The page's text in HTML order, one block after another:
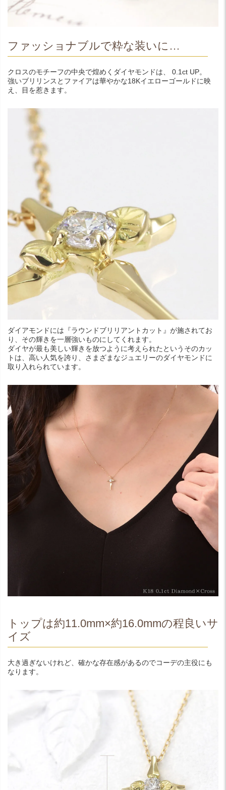
ファッショナブルで粋な装いに…
クロスのモチーフの中央で煌めくダイヤモンドは、 0.1ct UP。
強いブリリンスとファイアは華やかな18Kイエローゴールドに映
え、目を惹きます。
ダイアモンドには『ラウンドブリリアントカット』が施されてお
り、その輝きを一層強いものにしてくれます。
ダイヤが最も美しい輝きを放つように考えられたというそのカッ
トは、高い人気を誇り、さまざまなジュエリーのダイヤモンドに
取り入れられています。
トップは約11.0mm×約16.0mmの程良いサ
イズ
大き過ぎないけれど、確かな存在感があるのでコーデの主役にも
なります。